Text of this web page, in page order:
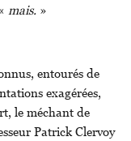
mais. »
entourés de
exagérées,
le méchant de
Patrick Clervoy